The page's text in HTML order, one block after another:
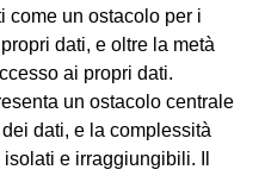
come un ostacolo per i
dati, e oltre la metà
ai propri dati.
un ostacolo centrale
dati, e la complessità
e irraggiungibili. Il